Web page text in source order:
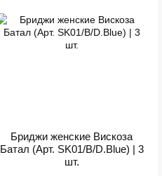
Бриджи женские Вискоза
Батал (Арт. SK01/B/D.Blue) | 3
шт.